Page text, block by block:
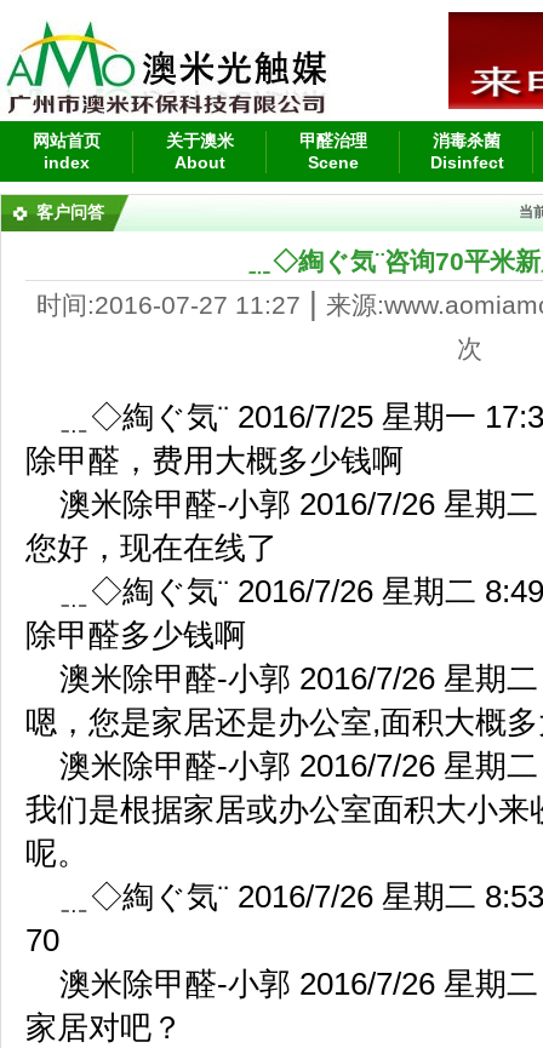
网站首页
index
关于澳米
About
甲醛治理
Scene
消毒杀菌
Disinfect
客户问答 当
﹎◇綯ぐ気¨咨询70平米
时间:2016-07-27 11:27
来源
次
﹎◇綯ぐ気¨ 2016/7/25 星期一
除甲醛，费用大概多少钱啊
澳米除甲醛-小郭 2016/7/26 星期
您好，现在在线了
﹎◇綯ぐ気¨ 2016/7/26 星期二
除甲醛多少钱啊
澳米除甲醛-小郭 2016/7/26 星期
嗯，您是家居还是办公室,面积大概
澳米除甲醛-小郭 2016/7/26 星期
我们是根据家居或办公室面积大小
呢。
﹎◇綯ぐ気¨ 2016/7/26 星期二
70
澳米除甲醛-小郭 2016/7/26 星期
家居对吧？